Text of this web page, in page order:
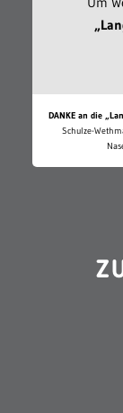
DANKE an die
Schulze-